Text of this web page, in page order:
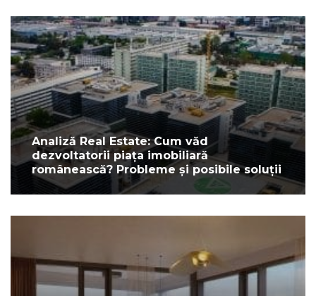
Analiză Real Estate: Cum văd
dezvoltatorii piața imobiliară
românească? Probleme și posibile soluții